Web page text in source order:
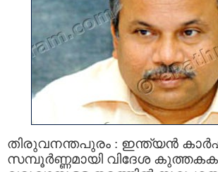
തിരുവനന്തപുരം : ഇന്ത്യന്‍
സമ്പൂര്‍ണ്ണമായി വിദേശ